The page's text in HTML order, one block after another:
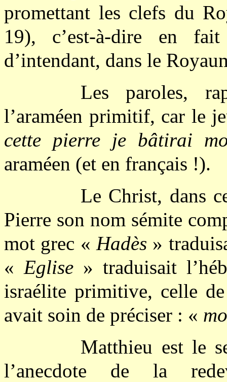
promettant les clefs du
19), c’est-à-dire en
d’intendant, dans le
Les paroles,
l’araméen primitif, car le
cette pierre je bâtirai
araméen (et en français !).
Le Christ, dans
Pierre son nom sémite
mot grec « Hadès »
«Eglise » traduisait
israélite primitive, celle
avait soin de préciser : «
Matthieu est le
l’anecdote de la